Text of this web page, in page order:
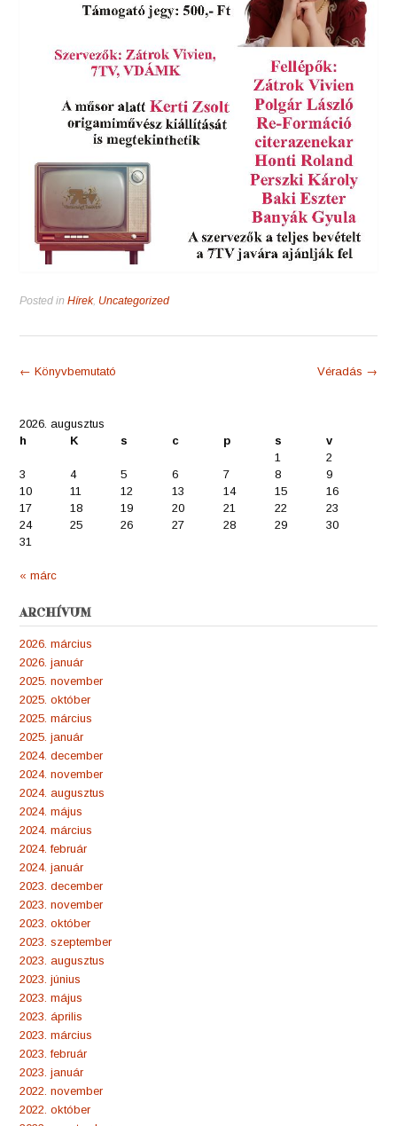
Posted in Hírek, Uncategorized
Post
← Könyvbemutató Véradás →
2026. augusztus
h
K s c p s
v
1
2
3
4 5 6 7 8
9
10
11 12 13 14 15
16
17
18 19 20 21 22
23
24
25 26 27 28 29
30
31
« márc
ARCHÍVUM
2026. március
2026. január
2025. november
2025. október
2025. március
2025. január
2024. december
2024. november
2024. augusztus
2024. május
2024. március
2024. február
2024. január
2023. december
2023. november
2023. október
2023. szeptember
2023. augusztus
2023. június
2023. május
2023. április
2023. március
2023. február
2023. január
2022. november
2022. október